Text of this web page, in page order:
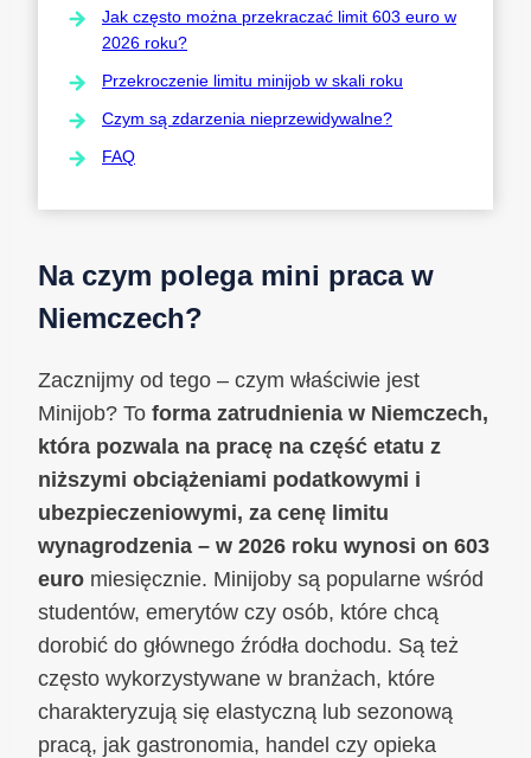
Jak często można przekraczać limit 603 euro w
2026 roku?
Przekroczenie limitu minijob w skali roku
Czym są zdarzenia nieprzewidywalne?
FAQ
Na czym polega mini praca w
Niemczech?
Zacznijmy od tego – czym właściwie jest
Minijob? To forma zatrudnienia w Niemczech,
która pozwala na pracę na część etatu z
niższymi obciążeniami podatkowymi i
ubezpieczeniowymi, za cenę limitu
wynagrodzenia – w 2026 roku wynosi on 603
euro miesięcznie. Minijoby są popularne wśród
studentów, emerytów czy osób, które chcą
dorobić do głównego źródła dochodu. Są też
często wykorzystywane w branżach, które
charakteryzują się elastyczną lub sezonową
pracą, jak gastronomia, handel czy opieka